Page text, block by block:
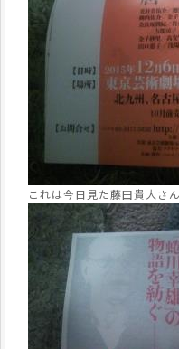
これは今日見た藤田貴大さ